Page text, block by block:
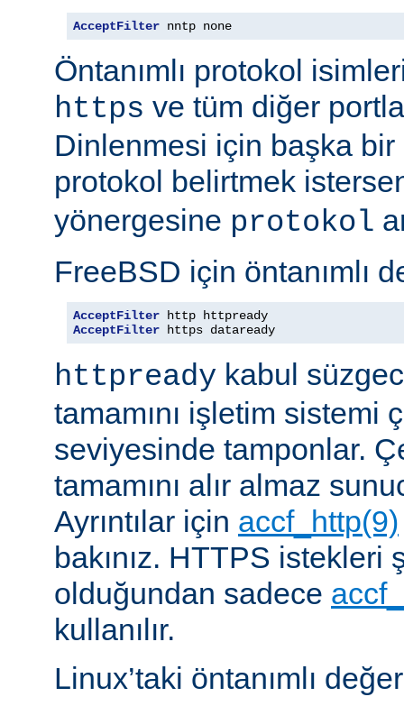
AcceptFilter nntp none
Öntanımlı protokol
https ve tüm diğer
Dinlenmesi için başka
protokol belirtmek
yönergesine protokol
FreeBSD için öntanımlı
AcceptFilter
AcceptFilter https dataready
httpready kabul
tamamını işletim sistemi
seviyesinde tamponlar.
tamamını alır almaz
Ayrıntılar için accf_http(9)
bakınız. HTTPS istekleri
olduğundan sadece
kullanılır.
Linux’taki öntanımlı